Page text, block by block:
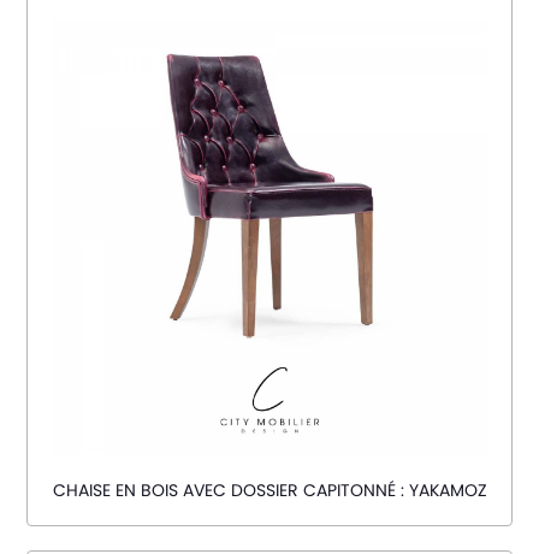
CHAISE EN BOIS AVEC DOSSIER CAPITONNÉ : YAKAMOZ